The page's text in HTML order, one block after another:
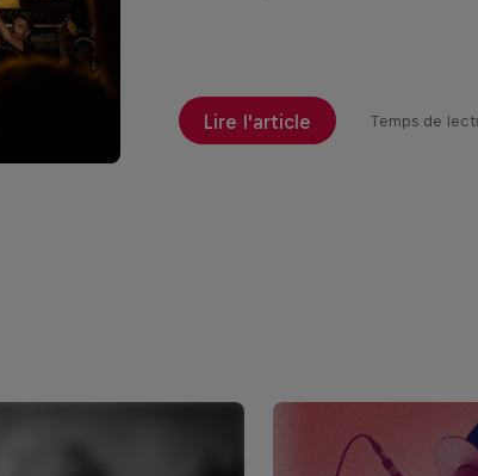
Lire l'article Temps de